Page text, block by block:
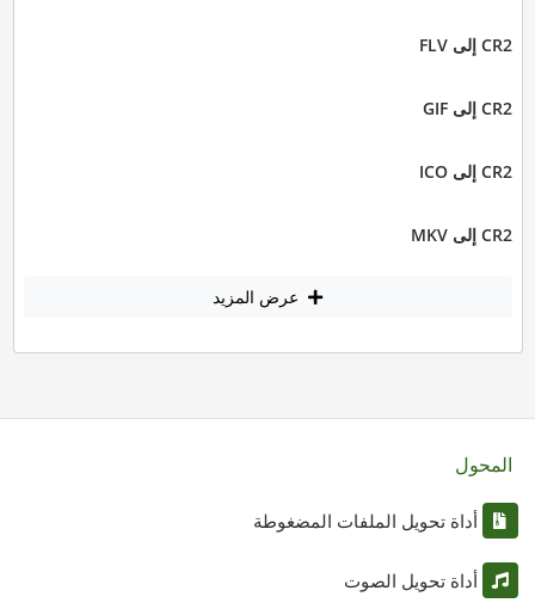
CR2 إلى FLV
CR2 إلى GIF
CR2 إلى ICO
CR2 إلى MKV
عرض المزيد
المحول
أداة تحويل الملفات المضغوطة
أداة تحويل الصوت